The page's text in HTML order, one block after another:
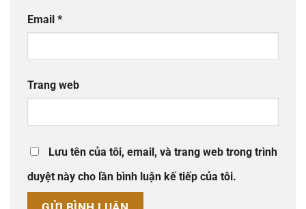
Email *
Trang web
Lưu tên của tôi, email, và trang web trong trình
duyệt này cho lần bình luận kế tiếp của tôi.